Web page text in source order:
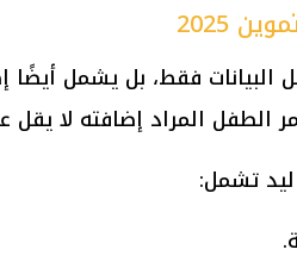
2025
البيانات فقط، بل يشمل أيضًا
المراد إضافته لا يقل عن 4
تشمل: